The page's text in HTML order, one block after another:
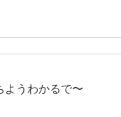
ようわかるで〜